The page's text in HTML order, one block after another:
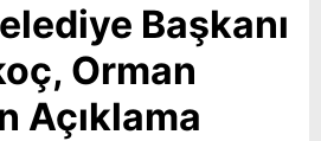
Başkanı
Orman
Açıklama